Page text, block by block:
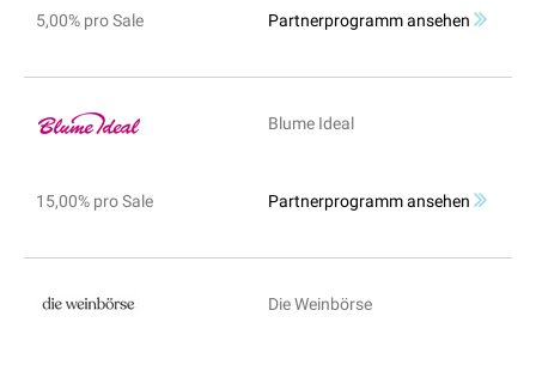
5,00% pro Sale Partnerprogramm ansehen
Blume Ideal
15,00% pro Sale Partnerprogramm ansehen
Die Weinbörse